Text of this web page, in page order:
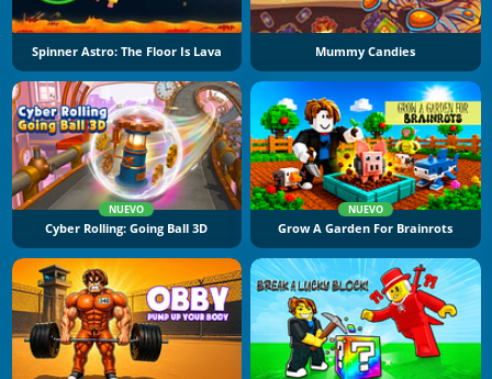
Spinner Astro: The Floor Is Lava Mummy Candies
NUEVO
Cyber Rolling: Going Ball 3D
NUEVO
Grow A Garden For Brainrots